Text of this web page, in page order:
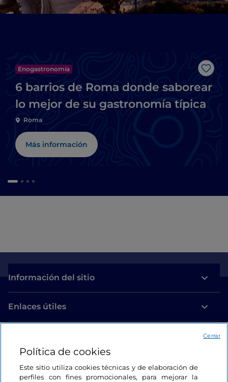
Me
Enogastronomía
6 barrios de Roma donde saborear
lo mejor de su gastronomía típica
Roma
Más información
Información del sitio
Enlaces útiles
Estamos en contacto
Política de cookies
Este sitio utiliza cookies técnicas y de elaboración de
perfiles con fines promocionales, para mejorar la
Cerrar